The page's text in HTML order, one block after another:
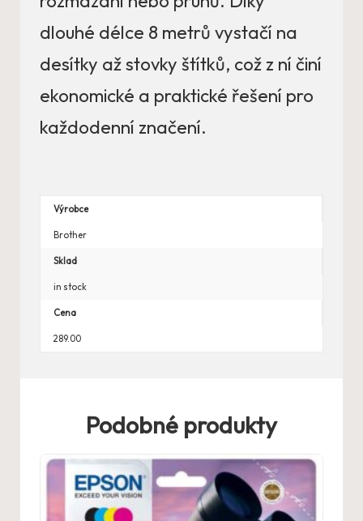
dlouhé délce 8 metrů vystačí na
desítky až stovky štítků, což z ní činí
ekonomické a praktické řešení pro
každodenní značení.
Výrobce
Brother
Sklad
in stock
Cena
289.00
Podobné produkty